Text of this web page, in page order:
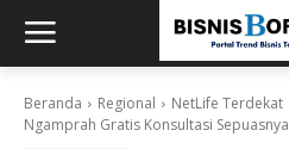
Beranda Regional NetLife Terdekat
Ngamprah Gratis Konsultasi Sepuasnya